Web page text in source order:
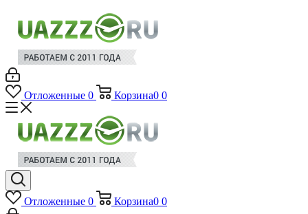
Отложенные 0 Корзина0 0
Отложенные 0 Корзина0 0